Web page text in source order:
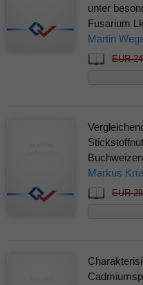
unter
Fusarium
Martin
EUR
Markus
EUR